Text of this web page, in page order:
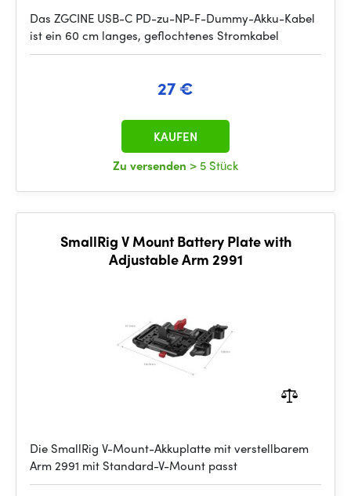
Das ZGCINE USB-C PD-zu-NP-F-Dummy-Akku-Kabel
ist ein 60 cm langes, geflochtenes Stromkabel
27 €
Zu versenden > 5 Stück
KAUFEN
SmallRig V Mount Battery Plate with
Adjustable Arm 2991
Die SmallRig V-Mount-Akkuplatte mit verstellbarem
Arm 2991 mit Standard-V-Mount passt